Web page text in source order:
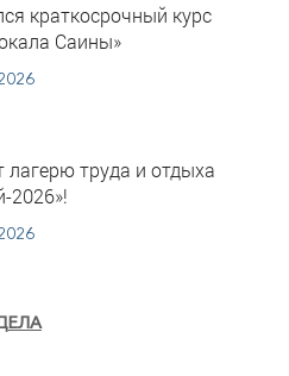
краткосрочный курс
Саины»
лагерю труда и отдыха
2026»!